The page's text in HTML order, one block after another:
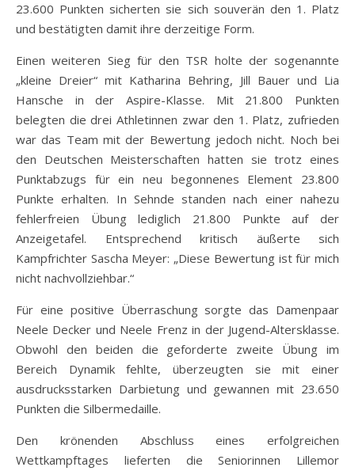
23.600 Punkten sicherten sie sich souverän den 1. Platz
und bestätigten damit ihre derzeitige Form.
Einen weiteren Sieg für den TSR holte der sogenannte
„kleine Dreier“ mit Katharina Behring, Jill Bauer und Lia
Hansche in der Aspire-Klasse. Mit 21.800 Punkten
belegten die drei Athletinnen zwar den 1. Platz, zufrieden
war das Team mit der Bewertung jedoch nicht. Noch bei
den Deutschen Meisterschaften hatten sie trotz eines
Punktabzugs für ein neu begonnenes Element 23.800
Punkte erhalten. In Sehnde standen nach einer nahezu
fehlerfreien Übung lediglich 21.800 Punkte auf der
Anzeigetafel. Entsprechend kritisch äußerte sich
Kampfrichter Sascha Meyer: „Diese Bewertung ist für mich
nicht nachvollziehbar.“
Für eine positive Überraschung sorgte das Damenpaar
Neele Decker und Neele Frenz in der Jugend-Altersklasse.
Obwohl den beiden die geforderte zweite Übung im
Bereich Dynamik fehlte, überzeugten sie mit einer
ausdrucksstarken Darbietung und gewannen mit 23.650
Punkten die Silbermedaille.
Den krönenden Abschluss eines erfolgreichen
Wettkampftages lieferten die Seniorinnen Lillemor